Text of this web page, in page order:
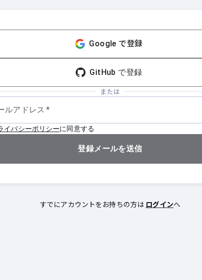
Google で登録
GitHub で登録
または
ルアドレス *
イバシーポリシーに同意する
登録メールを送信
すでにアカウントをお持ちの方は ログインへ